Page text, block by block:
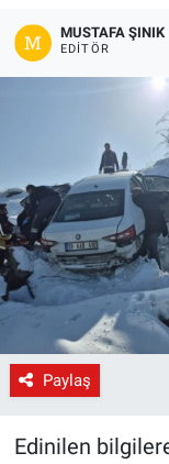
MUSTAFA ŞINIK
EDITÖR
Paylaş
Edinilen
Gündem
Kültür-Sanat
Magazin
Politika
Resmi
Sağlık
Siyaset
Spor